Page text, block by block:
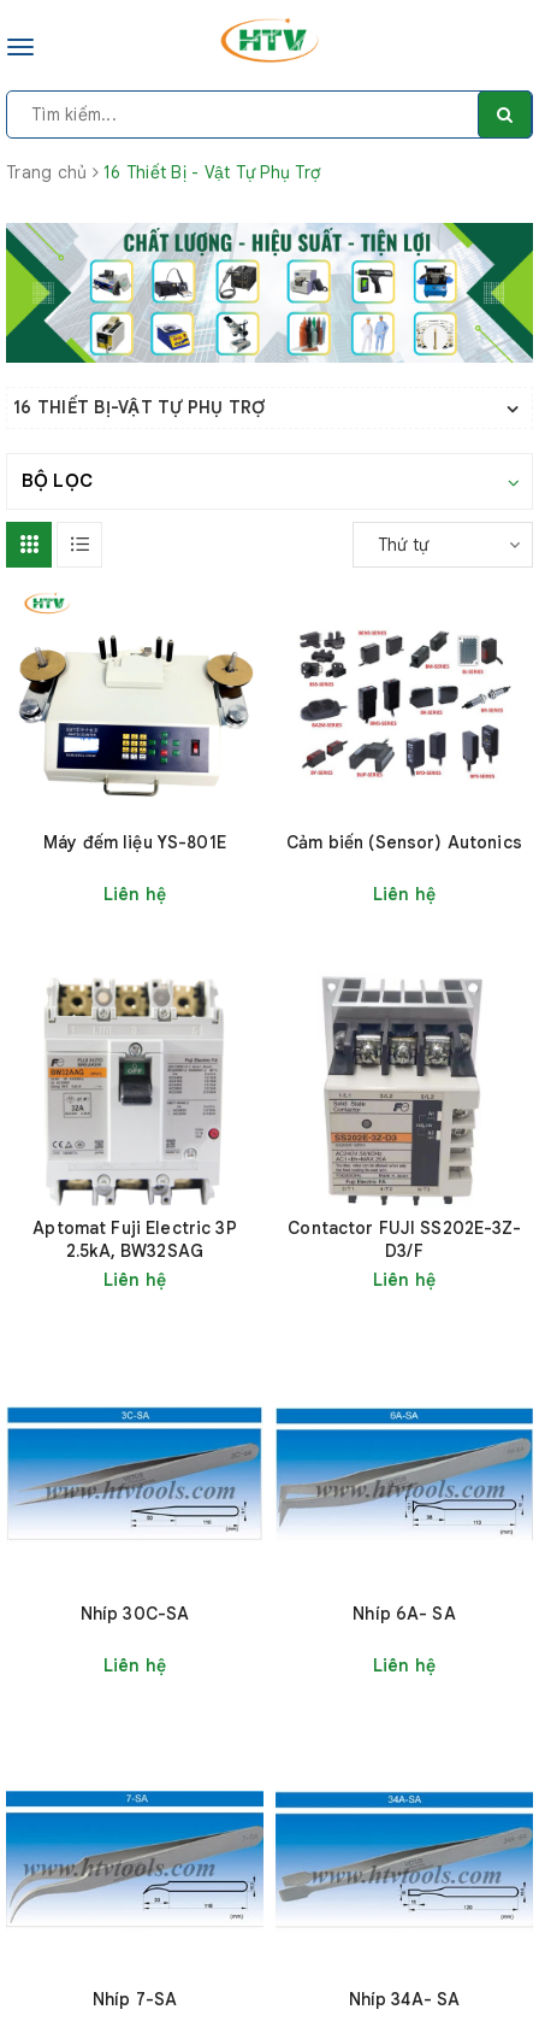
Toggle
Trang chủ 16 Thiết Bị - Vật Tự Phụ Trợ
16 THIẾT BỊ-VẬT TỰ PHỤ TRỢ
BỘ LỌC
Thứ tự
Máy đếm liệu YS-801E
Liên hệ
Cảm biến (Sensor) Autonics
Liên hệ
Aptomat Fuji Electric 3P
2.5kA, BW32SAG
Liên hệ
Contactor FUJI SS202E-3Z-
D3/F
Liên hệ
Nhíp 30C-SA
Liên hệ
Nhíp 6A- SA
Liên hệ
Nhíp 7-SA Nhíp 34A- SA